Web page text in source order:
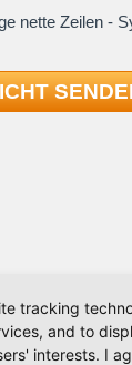
nette Zeilen -
entdeckt.
tracking
and to
interests. I